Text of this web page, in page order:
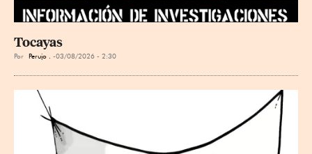
Tocayas
Por Perujo . 03/08/2026 - 2:30